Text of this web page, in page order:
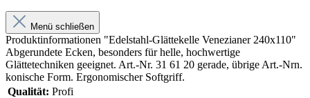
Menü schließen
Produktinformationen "Edelstahl-Glättekelle Venezianer 240x110"
Abgerundete Ecken, besonders für helle, hochwertige
Glättetechniken geeignet. Art.-Nr. 31 61 20 gerade, übrige Art.-Nrn.
konische Form. Ergonomischer Softgriff.
Qualität: Profi